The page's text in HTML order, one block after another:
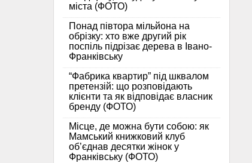
міста (ФОТО)
Понад півтора мільйона на
обрізку: хто вже другий рік
поспіль підрізає дерева в Івано-
Франківську
“Фабрика квартир” під шквалом
претензій: що розповідають
клієнти та як відповідає власник
бренду (ФОТО)
Місце, де можна бути собою: як
Мамський книжковий клуб
об’єднав десятки жінок у
Франківську (ФОТО)